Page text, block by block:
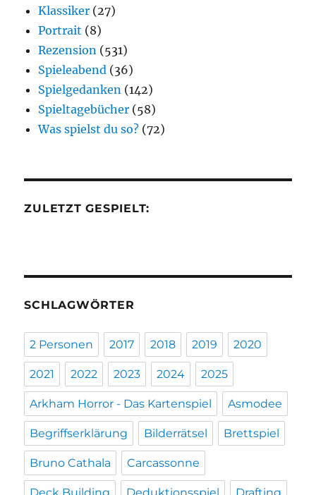
Klassiker (27)
Portrait (8)
Rezension (531)
Spieleabend (36)
Spielgedanken (142)
Spieltagebücher (58)
Was spielst du so? (72)
ZULETZT GESPIELT:
SCHLAGWÖRTER
2 Personen 2017 2018 2019 2020
2021 2022 2023 2024 2025
Arkham Horror - Das Kartenspiel Asmodee
Begriffserklärung Bilderrätsel Brettspiel
Bruno Cathala Carcassonne